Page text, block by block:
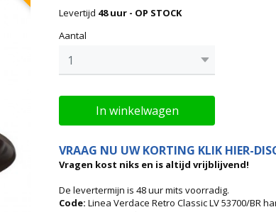
Levertijd 48 uur - OP STOCK
Aantal
In winkelwagen
VRAAG NU UW KORTING KLIK HIER-
Vragen kost niks en is altijd vrijblijvend!
De levertermijn is 48 uur mits voorradig.
Code: Linea Verdace Retro Classic LV 53700/BR